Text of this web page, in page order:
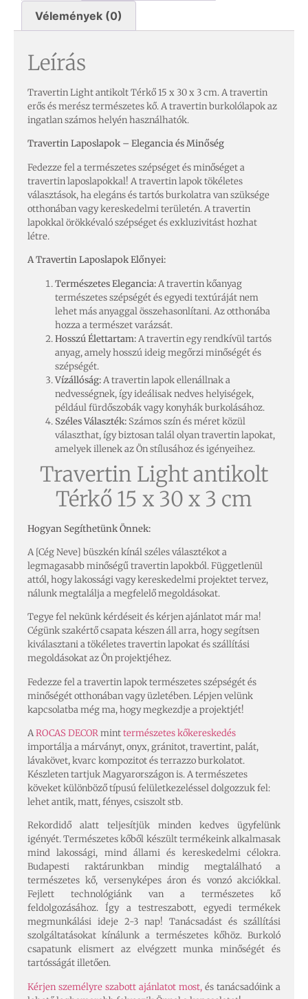
Vélemények (0)
Leírás
Travertin Light antikolt Térkő 15 x 30 x 3 cm. A travertin
erős és merész természetes kő. A travertin burkolólapok az
ingatlan számos helyén használhatók.
Travertin Laposlapok – Elegancia és Minőség
Fedezze fel a természetes szépséget és minőséget a
travertin laposlapokkal! A travertin lapok tökéletes
választások, ha elegáns és tartós burkolatra van szüksége
otthonában vagy kereskedelmi területén. A travertin
lapokkal örökkévaló szépséget és exkluzivitást hozhat
létre.
A Travertin Laposlapok Előnyei:
Természetes Elegancia:A travertin kőanyag
természetes szépségét és egyedi textúráját nem
lehet más anyaggal összehasonlítani. Az otthonába
hozza a természet varázsát.
Hosszú Élettartam:A travertin egy rendkívül tartós
anyag, amely hosszú ideig megőrzi minőségét és
szépségét.
Vízállóság:A travertin lapok ellenállnak a
nedvességnek, így ideálisak nedves helyiségek,
például fürdőszobák vagy konyhák burkolásához.
Széles Választék: Számos szín és méret közül
választhat, így biztosan talál olyan travertin lapokat,
amelyek illenek az Ön stílusához és igényeihez.
Travertin Light antikolt
Térkő 15 x 30 x 3 cm
Hogyan Segíthetünk Önnek:
A [Cég Neve] büszkén kínál széles választékot a
legmagasabb minőségű travertin lapokból. Függetlenül
attól, hogy lakossági vagy kereskedelmi projektet tervez,
nálunk megtalálja a megfelelő megoldásokat.
Tegye fel nekünk kérdéseit és kérjen ajánlatot már ma!
Cégünk szakértő csapata készen áll arra, hogy segítsen
kiválasztani a tökéletes travertin lapokat és szállítási
megoldásokat az Ön projektjéhez.
Fedezze fel a travertin lapok természetes szépségét és
minőségét otthonában vagy üzletében. Lépjen velünk
kapcsolatba még ma, hogy megkezdje a projektjét!
AROCAS DECORminttermészetes kőkereskedés
importálja a márványt, onyx, gránitot, travertint, palát,
lávakövet, kvarc kompozitot és terrazzo burkolatot.
Készleten tartjuk Magyarországon is. A természetes
köveket különböző típusú felületkezeléssel dolgozzuk fel:
lehet antik, matt, fényes, csiszolt stb.
Rekordidő alatt teljesítjük minden kedves ügyfelünk
igényét. Természetes kőből készült termékeink alkalmasak
mind lakossági, mind állami és kereskedelmi célokra.
Budapesti raktárunkban mindig megtalálható a
természetes kő, versenyképes áron és vonzó akciókkal.
Fejlett technológiánk van a természetes kő
feldolgozásához. Így a testreszabott, egyedi termékek
megmunkálási ideje 2-3 nap! Tanácsadást és szállítási
szolgáltatásokat kínálunk a természetes kőhöz. Burkoló
csapatunk elismert az elvégzett munka minőségét és
tartósságát illetően.
Kérjen személyre szabott ajánlatot most, és tanácsadóink a